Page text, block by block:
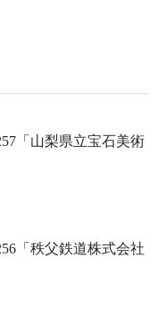
「山梨県立宝石美術
「秩父鉄道株式会社